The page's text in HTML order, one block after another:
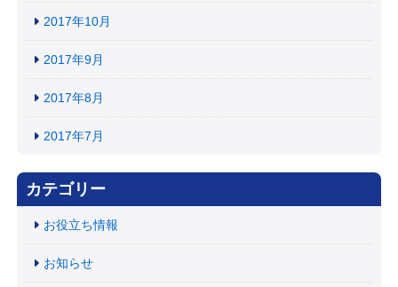
2017年10月
2017年9月
2017年8月
2017年7月
カテゴリー
お役立ち情報
お知らせ